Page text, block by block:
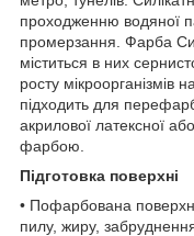
проходженню водяної
промерзання. Фарба
міститься в них
росту мікроорганізмів
підходить для
акрилової латексної
фарбою.
Підготовка поверхні
• Пофарбована
пилу, жиру,